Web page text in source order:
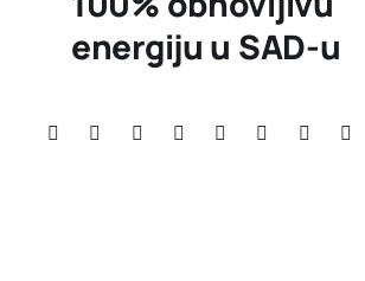
energiju u SAD-u